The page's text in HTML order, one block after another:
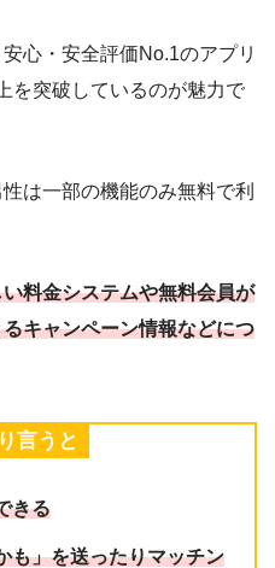
心・安全評価No.1のアプリ
を突破しているのが魅力で
は一部の機能のみ無料で利
料金システムや無料会員が
キャンペーン情報などにつ
言うと
きる
も」を送ったりマッチン